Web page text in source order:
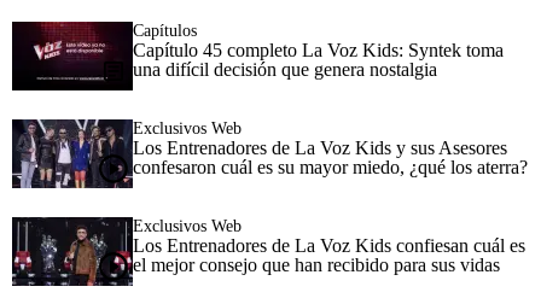
Capítulos
Capítulo 45 completo La Voz Kids: Syntek toma
una difícil decisión que genera nostalgia
Exclusivos Web
Los Entrenadores de La Voz Kids y sus Asesores
confesaron cuál es su mayor miedo, ¿qué los aterra?
Exclusivos Web
Los Entrenadores de La Voz Kids confiesan cuál es
el mejor consejo que han recibido para sus vidas